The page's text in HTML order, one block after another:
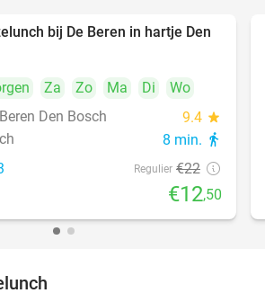
43%
bij De Beren in hartje Den
Za Zo Ma Di
Wo
Den Bosch
9.4 star
8 min. directions_walk
Regulier €22
€12,50